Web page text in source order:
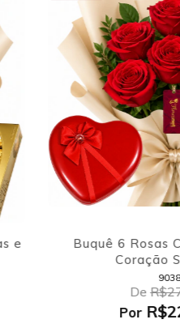
Buquê 12
De
Por